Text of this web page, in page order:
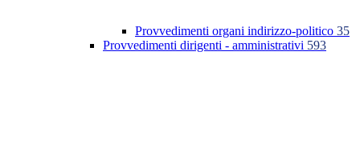
Provvedimenti organi indirizzo-politico 35
Provvedimenti dirigenti - amministrativi 593